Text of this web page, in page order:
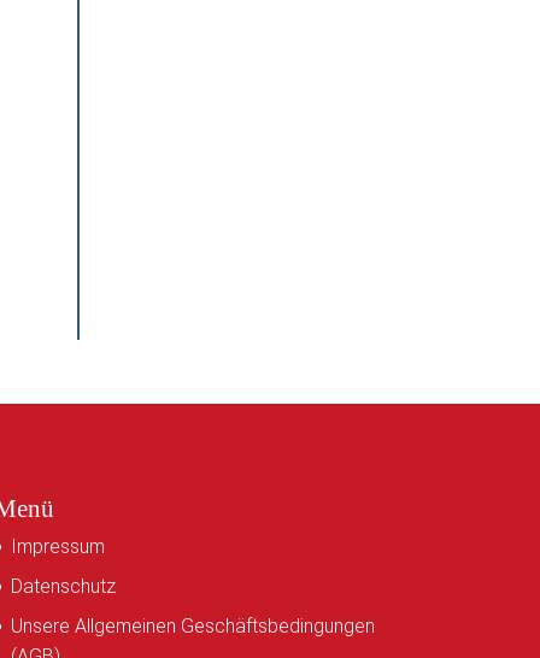
Impressum
Datenschutz
Unsere Allgemeinen Geschäftsbedingungen